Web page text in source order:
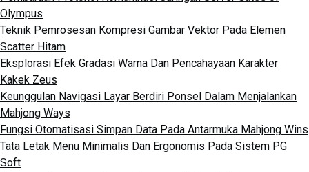
Olympus
Teknik Pemrosesan Kompresi Gambar Vektor Pada Elemen
Scatter Hitam
Eksplorasi Efek Gradasi Warna Dan Pencahayaan Karakter
Kakek Zeus
Keunggulan Navigasi Layar Berdiri Ponsel Dalam Menjalankan
Mahjong Ways
Fungsi Otomatisasi Simpan Data Pada Antarmuka Mahjong Wins
Tata Letak Menu Minimalis Dan Ergonomis Pada Sistem PG
Soft